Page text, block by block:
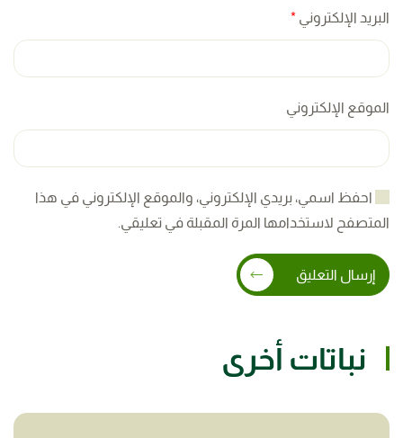
البريد الإلكتروني *
الموقع الإلكتروني
احفظ اسمي، بريدي الإلكتروني، والموقع الإلكتروني في هذا
المتصفح لاستخدامها المرة المقبلة في تعليقي.
إرسال التعليق
نباتات أخرى